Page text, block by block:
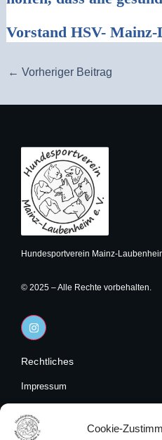
Cookie-
Vorstand HSV- Mainz-
← Vorheriger Beitrag
Hundesportverein Mainz-
© 2025 – Alle Rechte vorbehalten.
I
n
s
a
r
a
m
Rechtliches
Impressum
Cookies